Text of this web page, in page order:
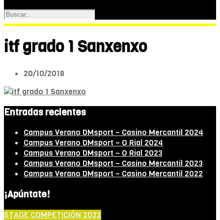
itf grado 1 Sanxenxo
20/10/2018
Entradas recientes
Campus Verano DMsport – Casino Mercantil 2024
Campus Verano DMsport – O Rial 2024
Campus Verano DMsport – O Rial 2023
Campus Verano DMsport – Casino Mercantil 2023
Campus Verano DMsport – Casino Mercantil 2022
¡Apúntate!
STAGE COMPETICIÓN 2022